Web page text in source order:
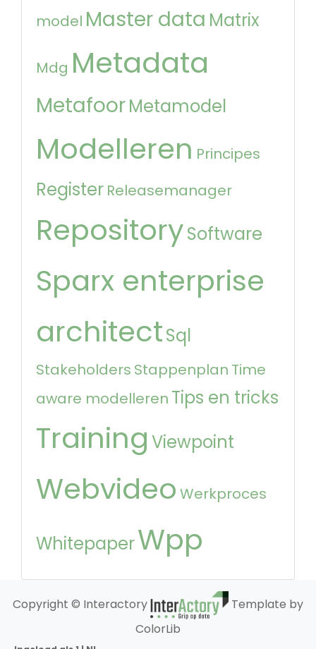
model Master data Matrix
Mdg Metadata
MetafoorMetamodel
Modelleren Principes
Register Releasemanager
RepositorySoftware
Sparx enterprise
architectSql
Stakeholders Stappenplan Time
aware modelleren Tips en tricks
Training Viewpoint
Webvideo Werkproces
WhitepaperWpp
Copyright © Interactory
Template by
ColorLib